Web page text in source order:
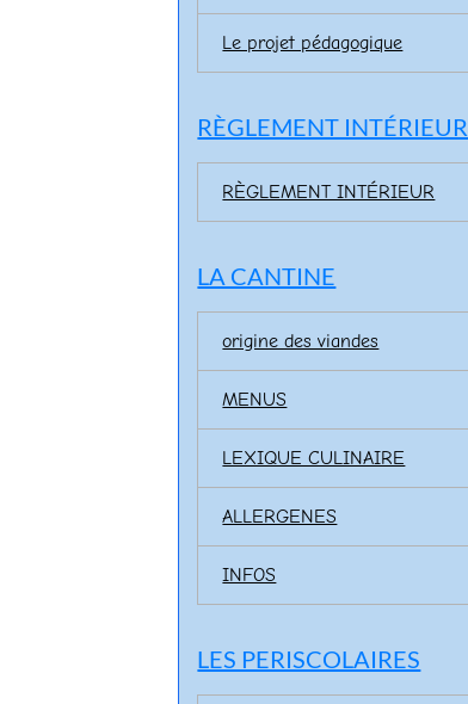
Le projet pédagogique
RÈGLEMENT INTÉRIEUR
RÈGLEMENT INTÉRIEUR
LA CANTINE
origine des viandes
MENUS
LEXIQUE CULINAIRE
ALLERGENES
INFOS
LES PERISCOLAIRES